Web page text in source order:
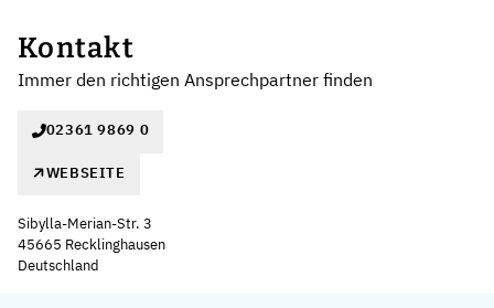
Kontakt
Immer den richtigen Ansprechpartner finden
02361 9869 0
WEBSEITE
Sibylla-Merian-Str. 3
45665 Recklinghausen
Deutschland